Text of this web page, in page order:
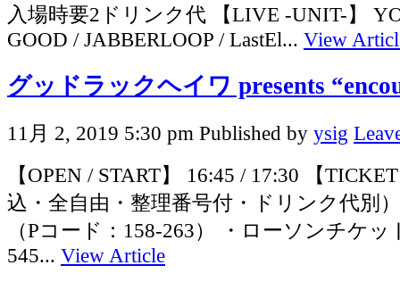
入場時要2ドリンク代 【LIVE -UNIT-】
GOOD / JABBERLOOP / LastEl... View
グッドラックヘイワ presents
11月 2, 2019 5:30 pm Published by ysig
【OPEN / START】 16:45 / 17:30 【
込・全自由・整理番号付・ドリンク代別
（Pコード：158-263） ・ローソンチケ
545... View Article